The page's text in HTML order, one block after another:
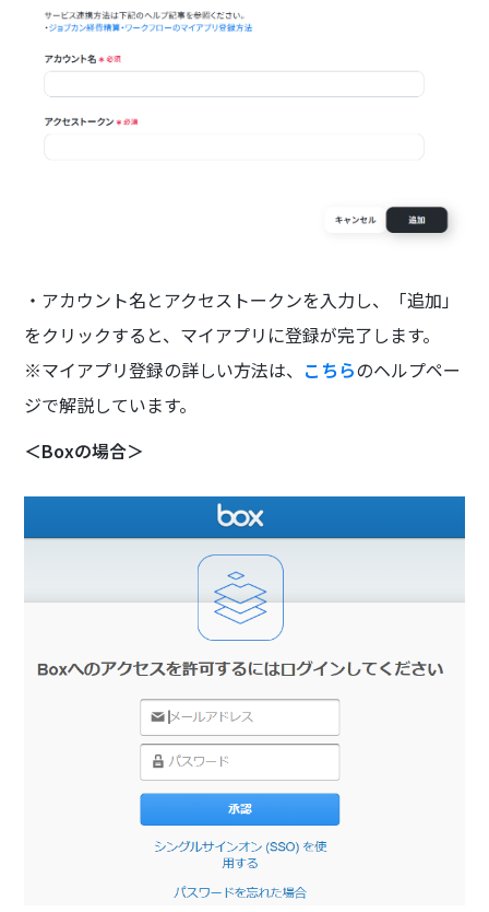
・アカウント名とアクセストークンを入力し、「追加」
をクリックすると、マイアプリに登録が完了します。
※マイアプリ登録の詳しい方法は、 こちらのヘルプペー
ジで解説しています。
＜Boxの場合＞